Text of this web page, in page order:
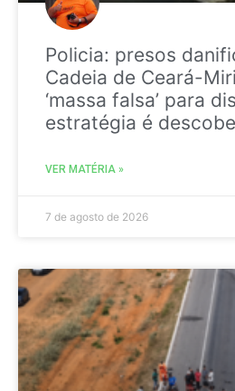
Policia: presos
Cadeia de Ceará-
‘massa falsa’ para
estratégia é
VER MATÉRIA »
7 de agosto de 2026